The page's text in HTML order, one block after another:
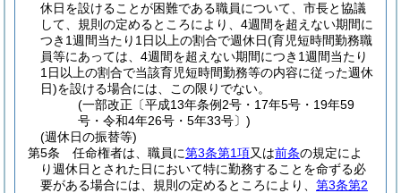
休日を設けることが困難である職員について、市長と協議
して、規則の定めるところにより、4週間を超えない期間に
つき1週間当たり1日以上の割合で週休日(育児短時間勤務職
員等にあっては、4週間を超えない期間につき1週間当たり
1日以上の割合で当該育児短時間勤務等の内容に従った週休
日)を設ける場合には、この限りでない。
(一部改正〔平成13年条例2号・17年5号・19年59
号・令和4年26号・5年33号〕)
(週休日の振替等)
第5条
任命権者は、職員に第3条第1項又は前条の規定によ
り週休日とされた日において特に勤務することを命ずる必
要がある場合には、規則の定めるところにより、 第3条第2